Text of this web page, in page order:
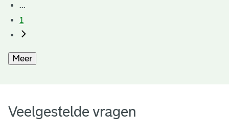
...
1
Meer
Veelgestelde vragen